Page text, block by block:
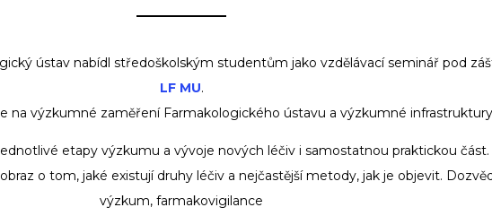
ústav nabídl středoškolským studentům jako vzdělávací seminář pod
LF MU.
na výzkumné zaměření Farmakologického ústavu a výzkumné infrastruktury
etapy výzkumu a vývoje nových léčiv i samostatnou praktickou
o tom, jaké existují druhy léčiv a nejčastější metody, jak je objevit.
výzkum, farmakovigilance